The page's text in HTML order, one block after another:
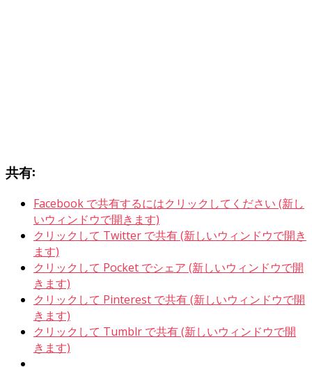
共有:
Facebook で共有するにはクリックしてください (新し
いウィンドウで開きます)
クリックして Twitter で共有 (新しいウィンドウで開き
ます)
クリックして Pocket でシェア (新しいウィンドウで開
きます)
クリックして Pinterest で共有 (新しいウィンドウで開
きます)
クリックして Tumblr で共有 (新しいウィンドウで開
きます)